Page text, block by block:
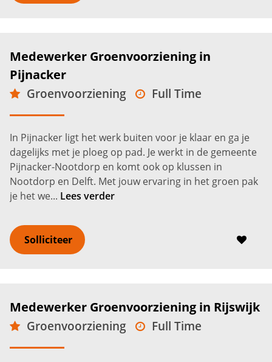
Medewerker Groenvoorziening in
Pijnacker
Groenvoorziening
Full Time
Pijnacker
In Pijnacker ligt het werk buiten voor je klaar en ga je
dagelijks met je ploeg op pad. Je werkt in de gemeente
Pijnacker-Nootdorp en komt ook op klussen in
Nootdorp en Delft. Met jouw ervaring in het groen pak
je het we... Lees verder
Solliciteer
Medewerker Groenvoorziening in Rijswijk
Groenvoorziening
Full Time
MBO